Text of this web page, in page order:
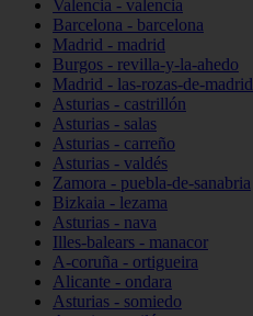
Valencia - valencia
Barcelona - barcelona
Madrid - madrid
Burgos - revilla-y-la-ahedo
Madrid - las-rozas-de-madrid
Asturias - castrillón
Asturias - salas
Asturias - carreño
Asturias - valdés
Zamora - puebla-de-sanabria
Bizkaia - lezama
Asturias - nava
Illes-balears - manacor
A-coruña - ortigueira
Alicante - ondara
Asturias - somiedo